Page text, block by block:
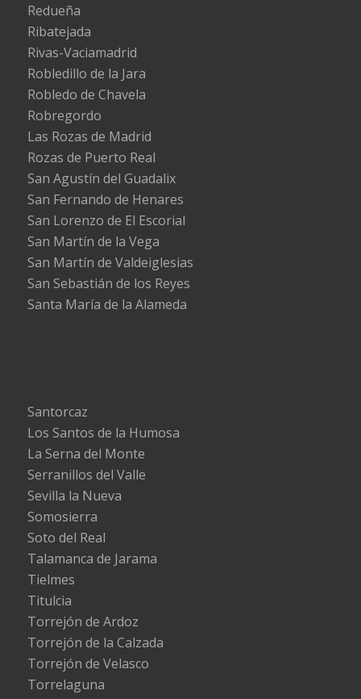
Redueña
Ribatejada
Rivas-Vaciamadrid
Robledillo de la Jara
Robledo de Chavela
Robregordo
Las Rozas de Madrid
Rozas de Puerto Real
San Agustín del Guadalix
San Fernando de Henares
San Lorenzo de El Escorial
San Martín de la Vega
San Martín de Valdeiglesias
San Sebastián de los Reyes
Santa María de la Alameda
Santorcaz
Los Santos de la Humosa
La Serna del Monte
Serranillos del Valle
Sevilla la Nueva
Somosierra
Soto del Real
Talamanca de Jarama
Tielmes
Titulcia
Torrejón de Ardoz
Torrejón de la Calzada
Torrejón de Velasco
Torrelaguna